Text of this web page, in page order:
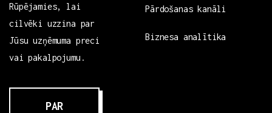
Rūpējamies, lai
cilvēki uzzina par
Jūsu uzņēmuma preci
vai pakalpojumu.
PAR
Pārdošanas kanāli
Biznesa analītika